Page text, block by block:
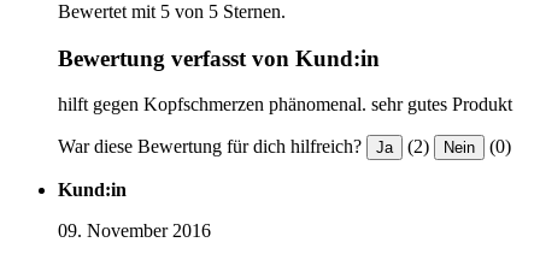
Bewertet mit 5 von 5 Sternen.
Bewertung verfasst von Kund:in
hilft gegen Kopfschmerzen phänomenal. sehr gutes Produkt
War diese Bewertung für dich hilfreich? Ja (2) Nein (0)
Kund:in
09. November 2016